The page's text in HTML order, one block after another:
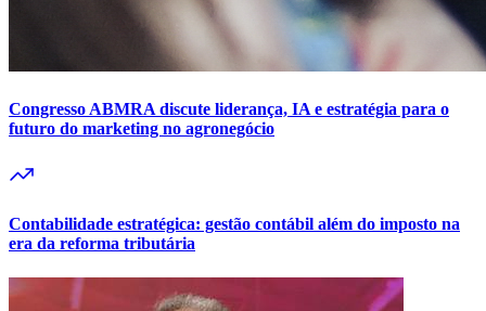
Congresso ABMRA discute liderança, IA e estratégia para o
futuro do marketing no agronegócio
Contabilidade estratégica: gestão contábil além do imposto na
era da reforma tributária